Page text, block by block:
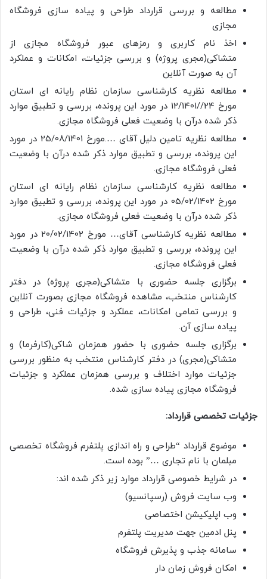
مطالعه و بررسی قرارداد طراحی و پیاده سازی فروشگاه
مجازی
اخذ نام کاربری و رمزهای عبور فروشگاه مجازی از
متشاکی(مجری پروژه) و بررسی جزئیات، امکانات و عملکرد
آن به صورت آنلاین
مطالعه نظریه کارشناسی سازمان نظام رایانه ای استان
مورخ 24//12/1401 در مورد این پرونده، بررسی و تطبیق موارد
ذکر شده درآن با وضعیت فعلی فروشگاه مجازی.
مطالعه نظریه تامین دلیل آقای ….مورخ 25/08/1401 در مورد
این پرونده، بررسی و تطبیق موارد ذکر شده درآن با وضعیت
فعلی فروشگاه مجازی.
مطالعه نظریه کارشناسی سازمان نظام رایانه ای استان
مورخ 05/02/1402 در مورد این پرونده، بررسی و تطبیق موارد
ذکر شده درآن با وضعیت فعلی فروشگاه مجازی.
مطالعه نظریه کارشناسی آقای… مورخ 20/02/1402 در مورد
این پرونده، بررسی و تطبیق موارد ذکر شده درآن با وضعیت
فعلی فروشگاه مجازی.
برگزاری جلسه حضوری با متشاکی(مجری پروژه) در دفتر
کارشناس منتخب، مشاهده فروشگاه مجازی بصورت آنلاین
و بررسی تمامی امکانات، عملکرد و جزئیات فنی، طراحی و
پیاده سازی آن.
برگزاری جلسه حضوری با حضور همزمان شاکی(کارفرما) و
متشاکی(مجری) در دفتر کارشناس منتخب به منظور بررسی
جزئیات موارد اختلاف و بررسی همزمان عملکرد و جزئیات
فروشگاه مجازی پیاده سازی شده.
جزئیات تخصصی قرارداد:
موضوع قرارداد “طراحی و راه اندازی پلتفرم فروشگاه تخصصی
مبلمان با نام تجاری …” بوده است.
در شرایط خصوصی قرارداد موارد زیر ذکر شده اند:
وب سایت فروش (رسپانسیو)
وب اپلیکیشن اختصاصی
پنل ادمین جهت مدیریت پلتفرم
سامانه جذب و پذیرش فروشگاه
امکان فروش زمان دار